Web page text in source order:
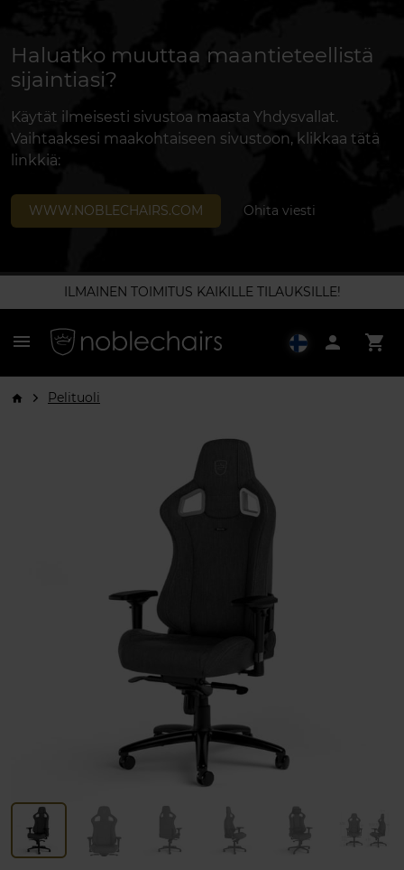
Haluatko muuttaa maantieteellistä
sijaintiasi?
Käytät ilmeisesti sivustoa maasta Yhdysvallat.
Vaihtaaksesi maakohtaiseen sivustoon, klikkaa tätä
linkkiä:
WWW.NOBLECHAIRS.COM Ohita viesti
ILMAINEN TOIMITUS KAIKILLE TILAUKSILLE!
menu person shopping_cart
arrow_forward_ios Pelituoli